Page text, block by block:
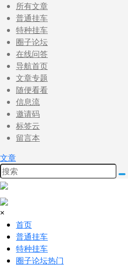
所有文章
普通挂车
特种挂车
圈子论坛
在线问答
导航首页
文章专题
随便看看
信息流
邀请码
标签云
留言本
文章
×
首页
普通挂车
特种挂车
圈子论坛热门